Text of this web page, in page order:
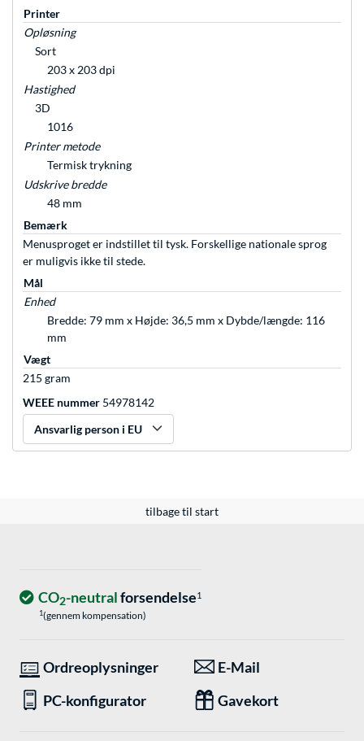
Printer
Opløsning
Sort
203 x 203 dpi
Hastighed
3D
1016
Printer metode
Termisk trykning
Udskrive bredde
48 mm
Bemærk
Menusproget er indstillet til tysk. Forskellige nationale sprog
er muligvis ikke til stede.
Mål
Enhed
Bredde: 79 mm x Højde: 36,5 mm x Dybde/længde: 116
mm
Vægt
215 gram
WEEE nummer 54978142
Ansvarlig person i EU
tilbage til start
CO2-neutralforsendelse1
1(gennem kompensation)
Ordreoplysninger
E-Mail
PC-konfigurator
Gavekort